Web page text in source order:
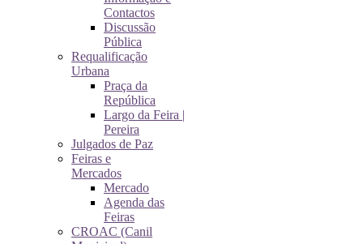
Contactos
Discussão
Pública
Requalificação
Urbana
Praça da
República
Largo da Feira |
Pereira
Julgados de Paz
Feiras e
Mercados
Mercado
Agenda das
Feiras
CROAC (Canil